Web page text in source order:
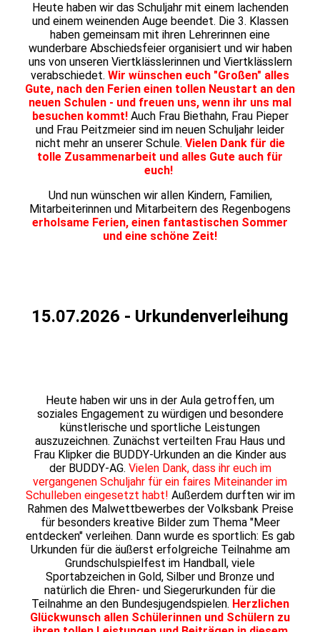
Heute haben wir das Schuljahr mit einem lachenden
und einem weinenden Auge beendet. Die 3. Klassen
haben gemeinsam mit ihren Lehrerinnen eine
wunderbare Abschiedsfeier organisiert und wir haben
uns von unseren Viertklässlerinnen und Viertklässlern
verabschiedet. Wir wünschen euch "Großen" alles
Gute, nach den Ferien einen tollen Neustart an den
neuen Schulen - und freuen uns, wenn ihr uns mal
besuchen kommt!Auch Frau Biethahn, Frau Pieper
und Frau Peitzmeier sind im neuen Schuljahr leider
nicht mehr an unserer Schule. Vielen Dank für die
tolle Zusammenarbeit und alles Gute auch für
euch!
Und nun wünschen wir allen Kindern, Familien,
Mitarbeiterinnen und Mitarbeitern des Regenbogens
erholsame Ferien, einen fantastischen Sommer
und eine schöne Zeit!
15.07.2026 - Urkundenverleihung
Heute haben wir uns in der Aula getroffen, um
soziales Engagement zu würdigen und besondere
künstlerische und sportliche Leistungen
auszuzeichnen. Zunächst verteilten Frau Haus und
Frau Klipker die BUDDY-Urkunden an die Kinder aus
der BUDDY-AG. Vielen Dank, dass ihr euch im
vergangenen Schuljahr für ein faires Miteinander im
Schulleben eingesetzt habt! Außerdem durften wir im
Rahmen des Malwettbewerbes der Volksbank Preise
für besonders kreative Bilder zum Thema "Meer
entdecken" verleihen. Dann wurde es sportlich: Es gab
Urkunden für die äußerst erfolgreiche Teilnahme am
Grundschulspielfest im Handball, viele
Sportabzeichen in Gold, Silber und Bronze und
natürlich die Ehren- und Siegerurkunden für die
Teilnahme an den Bundesjugendspielen. Herzlichen
Glückwunsch allen Schülerinnen und Schülern zu